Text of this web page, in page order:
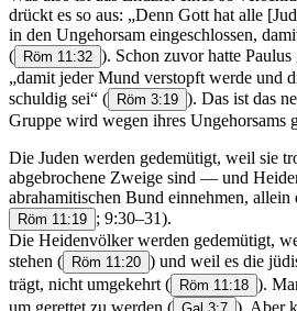
drückt es so aus: „Denn Gott hat alle
in den Ungehorsam eingeschlossen,
(
Röm 11:32 ). Schon zuvor hatte Paulus
„damit jeder Mund verstopft werde und
schuldig sei“ ( Röm 3:19 ). Das ist das
Gruppe wird wegen ihres Ungehorsams
Die Juden werden gedemütigt, weil sie
abgebrochene Zweige sind — und
abrahamitischen Bund einnehmen, allein
Röm 11:19 ; 9:30–31).
Die Heidenvölker werden gedemütigt,
stehen ( Röm 11:20 ) und weil es die
trägt, nicht umgekehrt ( Röm 11:18 ).
um gerettet zu werden (
). Aber